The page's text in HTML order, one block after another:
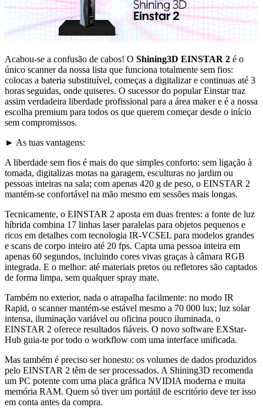
Acabou-se a confusão de cabos! O Shining3D EINSTAR 2 é o
único scanner da nossa lista que funciona totalmente sem fios:
colocas a bateria substituível, começas a digitalizar e continuas até 3
horas seguidas, onde quiseres. O sucessor do popular Einstar traz
assim verdadeira liberdade profissional para a área maker e é a nossa
escolha premium para todos os que querem começar desde o início
sem compromissos.
► As tuas vantagens:
A liberdade sem fios é mais do que simples conforto: sem ligação à
tomada, digitalizas motas na garagem, esculturas no jardim ou
pessoas inteiras na sala; com apenas 420 g de peso, o EINSTAR 2
mantém-se confortável na mão mesmo em sessões mais longas.
Tecnicamente, o EINSTAR 2 aposta em duas frentes: a fonte de luz
híbrida combina 17 linhas laser paralelas para objetos pequenos e
ricos em detalhes com tecnologia IR-VCSEL para modelos grandes
e scans de corpo inteiro até 20 fps. Capta uma pessoa inteira em
apenas 60 segundos, incluindo cores vivas graças à câmara RGB
integrada. E o melhor: até materiais pretos ou refletores são captados
de forma limpa, sem qualquer spray mate.
Também no exterior, nada o atrapalha facilmente: no modo IR
Rapid, o scanner mantém-se estável mesmo a 70 000 lux; luz solar
intensa, iluminação variável ou oficina pouco iluminada, o
EINSTAR 2 oferece resultados fiáveis. O novo software EXStar-
Hub guia-te por todo o workflow com uma interface unificada.
Mas também é preciso ser honesto: os volumes de dados produzidos
pelo EINSTAR 2 têm de ser processados. A Shining3D recomenda
um PC potente com uma placa gráfica NVIDIA moderna e muita
memória RAM. Quem só tiver um portátil de escritório deve ter isso
em conta antes da compra.